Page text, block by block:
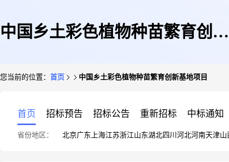
中国乡土彩色植物种苗繁育创新
您当前的位置： 首页 中国乡土彩色植物种苗繁育创新基地项目
首页 招标预告 招标公告 重新招标 中标通知
省份地区： 北京广东 上海江苏浙江山东湖北四川 河北河南天津山